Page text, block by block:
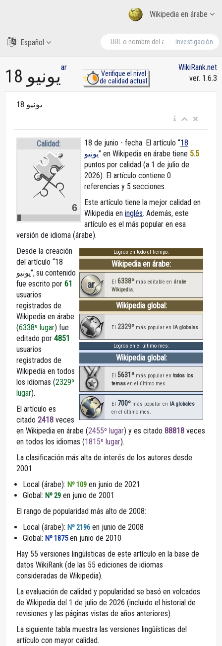
Wikipedia en árabe
Investigación
Español
18 يونيوar
Verifique el nivel
de calidad actual
WikiRank.net
ver. 1.6.3
18 يونيو
Calidad:
6
18 de junio - fecha. El artículo “18
يونيو” en Wikipedia en árabe tiene 5.5
puntos por calidad (a 1 de julio de
2026). El artículo contiene 0
referencias y 5 secciones.
Este artículo tiene la mejor calidad en
Wikipedia en inglés. Además, este
artículo es el más popular en esa
versión de idioma (árabe).
Logros en todo el tiempo:
Wikipedia en árabe:
ar El 6338º más editable en árabe
Wikipedia.
Wikipedia global:
El 2329º más popular en IA globales
Logros en el último mes:
Wikipedia global:
El 5631º más popular en todos los
temas en el último mes.
El 700º más popular en IA globales
en el último mes.
Desde la creación
del artículo “18
يونيو”, su contenido
fue escrito por 61
usuarios
registrados de
Wikipedia en árabe
(6338º lugar) fue
editado por 4851
usuarios
registrados de
Wikipedia en todos
los idiomas (2329º
lugar).
El artículo es
citado 2418 veces
en Wikipedia en árabe (2455º lugar) y es citado 88818 veces
en todos los idiomas (1815º lugar).
La clasificación más alta de interés de los autores desde
2001:
Local (árabe): Nº 109 en junio de 2021
Global: Nº 29 en junio de 2001
El rango de popularidad más alto de 2008:
Local (árabe): Nº 2196 en junio de 2008
Global: Nº 1875en junio de 2010
Hay 55 versiones lingüísticas de este artículo en la base de
datos WikiRank (de las 55 ediciones de idiomas
consideradas de Wikipedia).
La evaluación de calidad y popularidad se basó en volcados
de Wikipedia del 1 de julio de 2026 (incluido el historial de
revisiones y las páginas vistas de años anteriores).
La siguiente tabla muestra las versiones lingüísticas del
artículo con mayor calidad.